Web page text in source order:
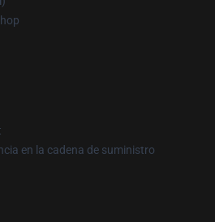
en la cadena de suministro